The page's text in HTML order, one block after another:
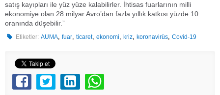
satış kayıpları ile yüz yüze kalabilirler. İhtisas fuarlarının milli
ekonomiye olan 28 milyar Avro’dan fazla yıllık katkısı yüzde 10
oranında düşebilir.”
Etiketler: AUMA,fuar,ticaret,ekonomi,kriz,koronavirüs,Covid-19